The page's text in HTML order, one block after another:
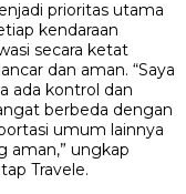
prioritas utama
kendaraan
secara ketat
dan aman. “Saya
ada kontrol dan
berbeda dengan
umum lainnya
aman,” ungkap
Travele.